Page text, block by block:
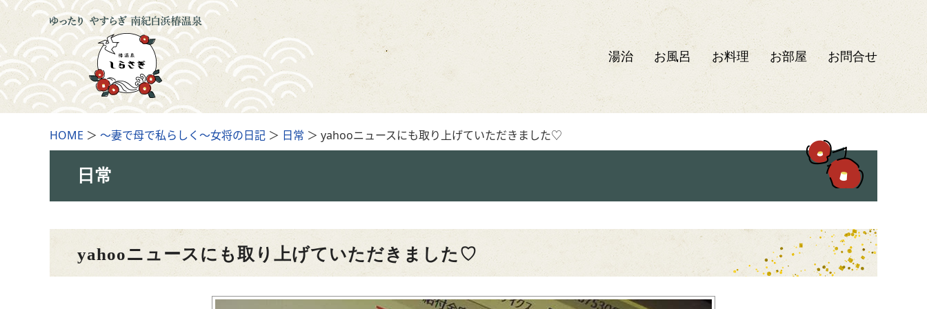
湯治 お風呂 お料理 お部屋 お問合せ
HOME ＞ ～妻で母で私らしく～女将の日記 ＞ 日常 ＞ yahooニュースにも取り上げていただきました♡
日常
yahooニュースにも取り上げていただきました♡